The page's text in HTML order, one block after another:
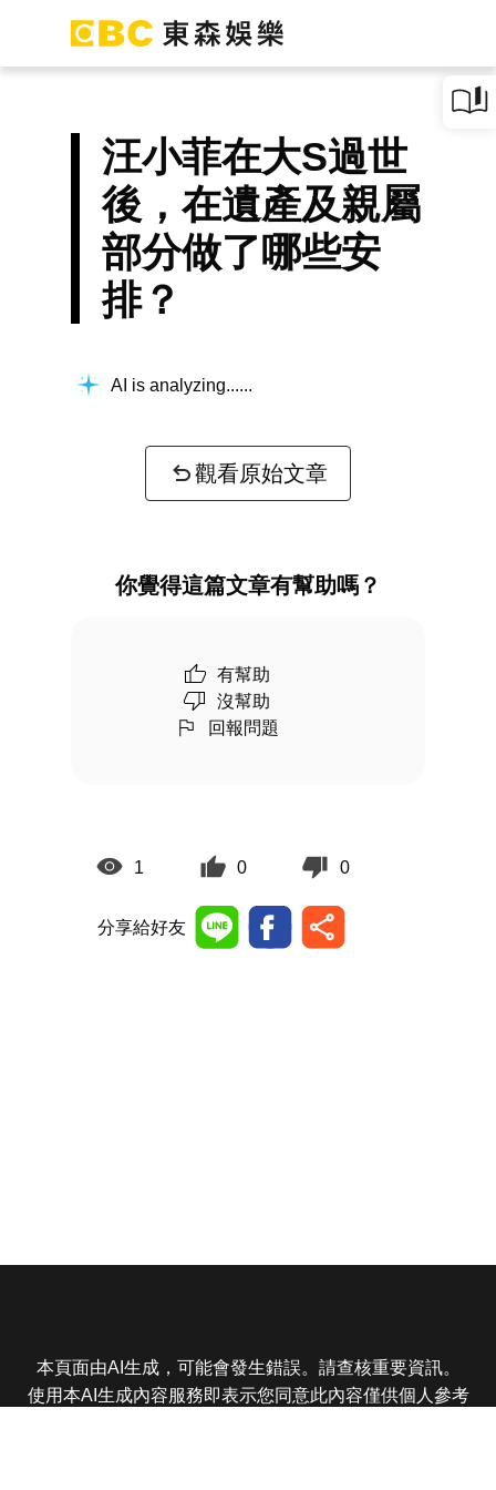
汪小菲在大S過世
後，在遺產及親屬
部分做了哪些安
排？
AI is analyzing...
觀看原始文章
你覺得這篇文章有幫助嗎？
有幫助
沒幫助
回報問題
1 0 0
分享給好友
本頁面由AI生成，可能會發生錯誤。請查核重要資訊。
使用本AI生成內容服務即表示您同意此內容僅供個人參考